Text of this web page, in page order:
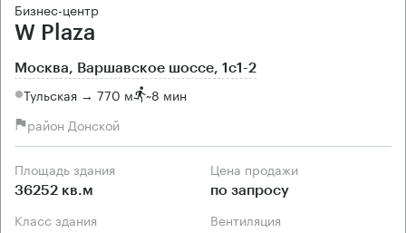
Бизнес-центр
W Plaza
Москва, Варшавское шоссе, 1с1-2
Тульская → 770 м ~8 мин
район Донской
Площадь здания
36252 кв.м
Цена продажи
по запросу
Класс здания Вентиляция